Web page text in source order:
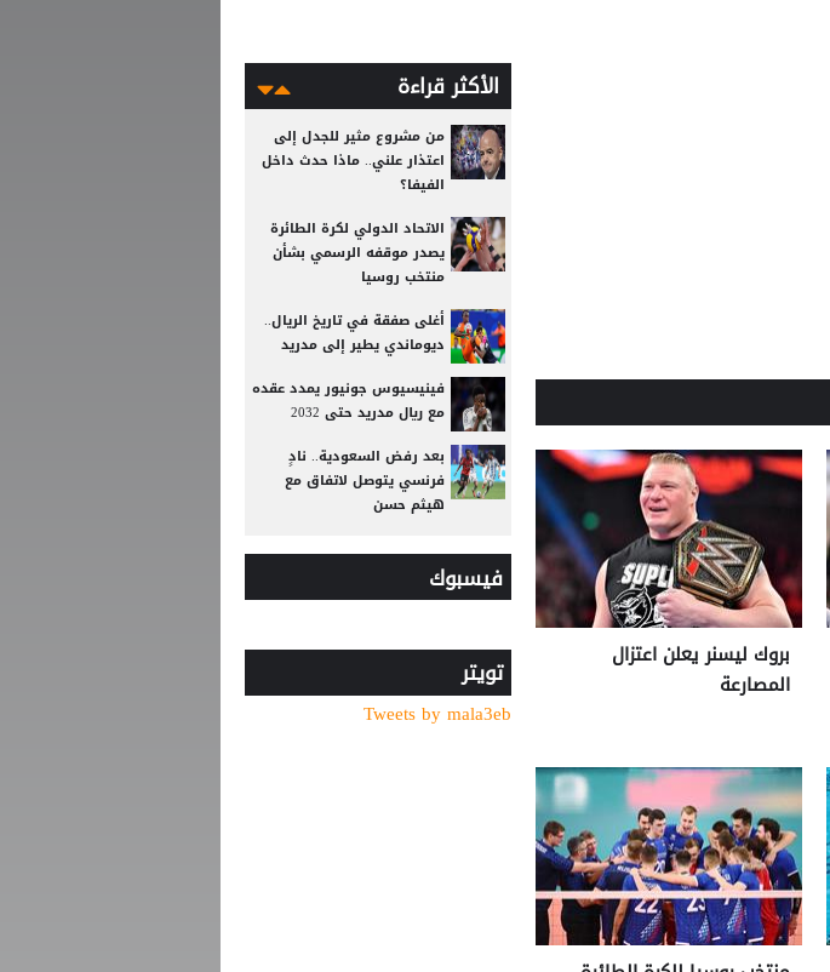
بروك ليسنر يعلن اعتزال
المصارعة
الأكثر قراءة
من مشروع مثير للجدل إلى
اعتذار علني.. ماذا حدث داخل
الفيفا؟
الاتحاد الدولي لكرة الطائرة
يصدر موقفه الرسمي بشأن
منتخب روسيا
أغلى صفقة في تاريخ الريال..
ديوماندي يطير إلى مدريد
فينيسيوس جونيور يمدد عقده
مع ريال مدريد حتى 2032
بعد رفض السعودية.. نادٍ
فرنسي يتوصل لاتفاق مع
هيثم حسن
مدريد على ضمه.. رودري يحسم
قراره ويختار وجهته المقبلة
صدام في تدريبات أتلتيكو..
فيسبوك
تويتر
Tweets by mala3eb